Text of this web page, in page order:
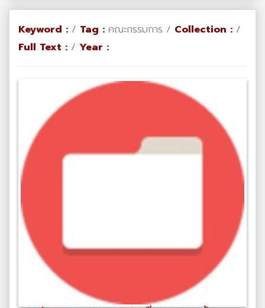
Keyword : / Tag : คณะกรรมการ / Collection : /
Full Text : / Year :